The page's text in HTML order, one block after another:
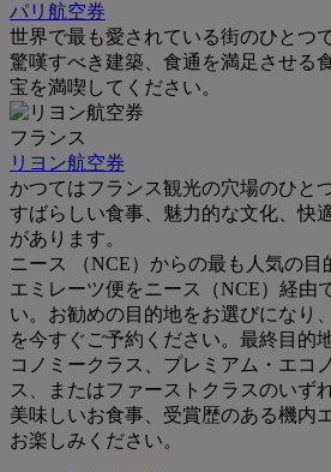
パリ航空券
世界で最も愛されている街のひとつ
驚嘆すべき建築、食通を満足させる
宝を満喫してください。
フランス
リヨン航空券
かつてはフランス観光の穴場のひと
すばらしい食事、魅力的な文化、快
があります。
ニース （NCE）からの最も人気の目
エミレーツ便をニース（NCE）経由
い。お勧めの目的地をお選びになり
を今すぐご予約ください。最終目的
コノミークラス、プレミアム・エコ
ス、またはファーストクラスのいず
美味しいお食事、受賞歴のある機内
お楽しみください。